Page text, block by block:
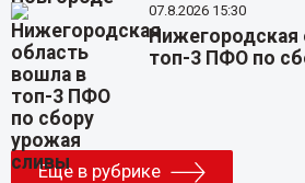
07.8.2026 15:30
Нижегородская
топ-3 ПФО по
Еще в рубрике